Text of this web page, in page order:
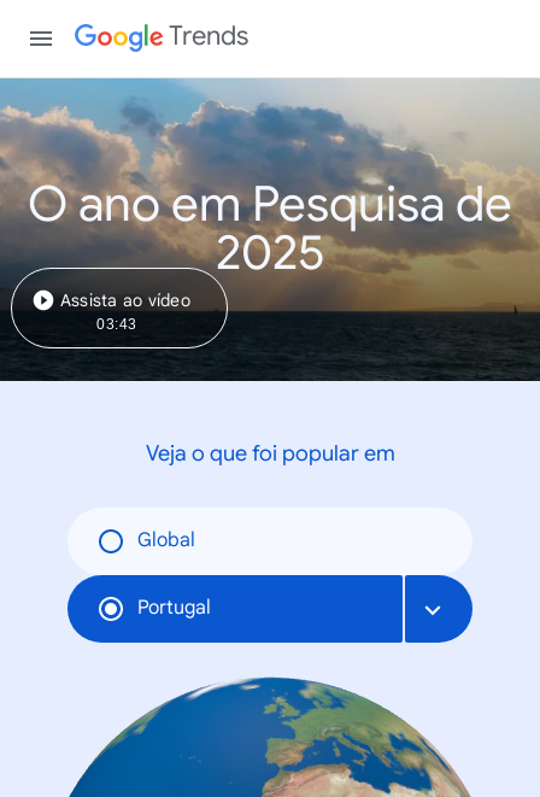
Trends
O ano em Pesquisa de
2025
Assista ao vídeo
03:43
Veja o que foi popular em
Global
Portugal